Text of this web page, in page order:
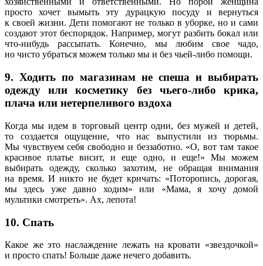
просто хочет вымыть эту дурацкую посуду и вернуться
к своей жизни. Дети помогают не только в уборке, но и сами
создают этот беспорядок. Например, могут разбить бокал или
что-нибудь рассыпать. Конечно, мы любим свое чадо,
но чисто убраться можем только мы и без чьей-либо помощи.
9. Ходить по магазинам не спеша и выбирать
одежду или косметику без чьего-либо крика,
плача или нетерпеливого вздоха
Когда мы идем в торговый центр одни, без мужей и детей,
то создается ощущение, что нас выпустили из тюрьмы.
Мы чувствуем себя свободно и беззаботно. «О, вот там такое
красивое платье висит, и еще одно, и еще!» Мы можем
выбирать одежду, сколько захотим, не обращая внимания
на время. И никто не будет кричать: «Поторопись, дорогая,
мы здесь уже давно ходим» или «Мама, я хочу домой
мультики смотреть». Ах, лепота!
10. Спать
Какое же это наслаждение лежать на кровати «звездочкой»
и просто спать! Больше даже нечего добавить.